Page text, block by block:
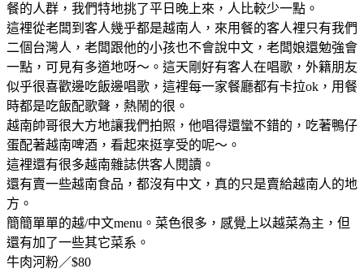
餐的人群，我們特地挑了平日晚上來，人比較少一點。
這裡從老闆到客人幾乎都是越南人，來用餐的客人裡只有我們
二個台灣人，老闆跟他的小孩也不會說中文，老闆娘還勉強會
一點，可見有多道地呀～。這天剛好有客人在唱歌，外籍朋友
似乎很喜歡邊吃飯邊唱歌，這裡每一家餐廳都有卡拉ok，用餐
時都是吃飯配歌聲，熱鬧的很。
越南帥哥很大方地讓我們拍照，他唱得還蠻不錯的，吃著鴨仔
蛋配著越南啤酒，看起來挺享受的呢～。
這裡還有很多越南雜誌供客人閱讀。
還有賣一些越南食品，都沒有中文，真的只是賣給越南人的地
方。
簡簡單單的越/中文menu。菜色很多，感覺上以越菜為主，但
還有加了一些其它菜系。
牛肉河粉／$80